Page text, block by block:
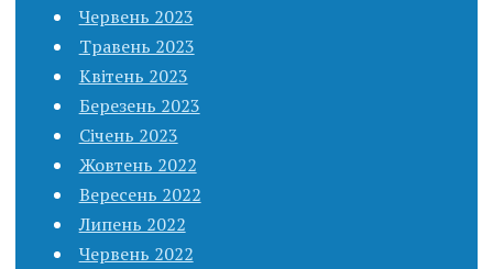
Червень 2023
Травень 2023
Квітень 2023
Березень 2023
Січень 2023
Жовтень 2022
Вересень 2022
Липень 2022
Червень 2022